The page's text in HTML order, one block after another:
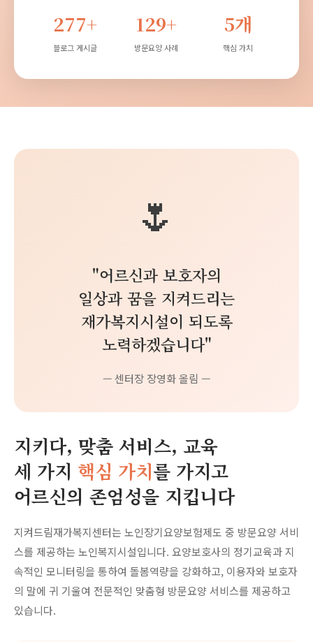
277+
블로그 게시글
129+
방문요양 사례
5개
핵심 가치
🌷
"어르신과 보호자의
일상과 꿈을 지켜드리는
재가복지시설이 되도록
노력하겠습니다"
— 센터장 장영화 올림 —
지키다, 맞춤 서비스, 교육
세 가지 핵심 가치를 가지고
어르신의 존엄성을 지킵니다
지켜드림재가복지센터는 노인장기요양보험제도 중 방문요양 서비
스를 제공하는 노인복지시설입니다. 요양보호사의 정기교육과 지
속적인 모니터링을 통하여 돌봄역량을 강화하고, 이용자와 보호자
의 말에 귀 기울여 전문적인 맞춤형 방문요양 서비스를 제공하고
있습니다.